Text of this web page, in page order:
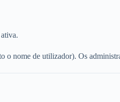
nome de utilizador). Os